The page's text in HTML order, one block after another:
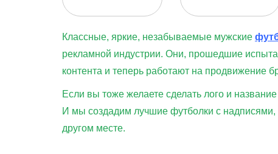
Классные, яркие, незабываемые мужские
рекламной индустрии. Они, прошедшие
контента и теперь работают на продвижение
Если вы тоже желаете сделать лого и
И мы создадим лучшие футболки с надписями,
другом месте.